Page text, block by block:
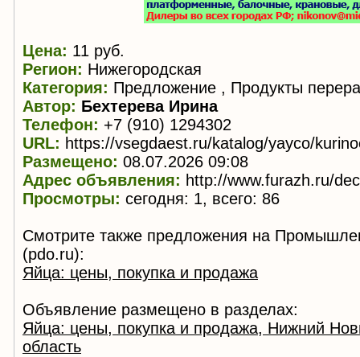
Цена: 11 руб.
Регион: Нижегородская
Категория: Предложение , Продукты
Автор: Бехтерева Ирина
Телефон: +7 (910) 1294302
URL: https://vsegdaest.ru/katalog/yayco/
Размещено: 08.07.2026 09:08
Адрес объявления: http://www.furazh.ru/
Просмотры: сегодня: 1, всего: 86
Смотрите также предложения на
(pdo.ru):
Яйца: цены, покупка и продажа
Объявление размещено в разделах:
Яйца: цены, покупка и продажа, Нижний
область